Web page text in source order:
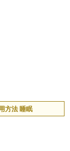
方法 睡眠